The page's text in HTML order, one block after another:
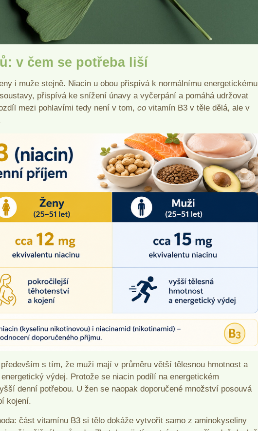
v čem se potřeba liší
i muže stejně. Niacin u obou přispívá k normálnímu energetickému
přispívá ke snížení únavy a vyčerpání a pomáhá udržovat
mezi pohlavími tedy není v tom, co vitamín B3 v těle dělá, ale v
s tím, že muži mají v průměru větší tělesnou hmotnost a
výdej. Protože se niacin podílí na energetickém
denní potřebou. U žen se naopak doporučené množství posouvá
kojení.
část vitamínu B3 si tělo dokáže vytvořit samo z aminokyseliny